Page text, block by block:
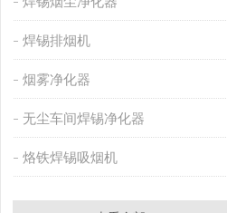
焊锡排烟机
烟雾净化器
无尘车间焊锡净化器
烙铁焊锡吸烟机